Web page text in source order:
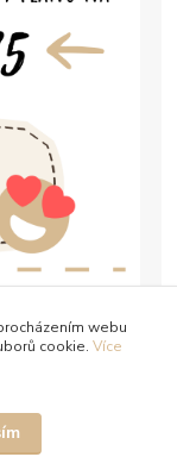
webu
cookie. Více